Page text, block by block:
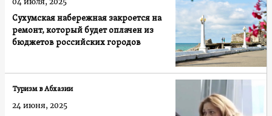
Сухумская набережная закроется на
ремонт, который будет оплачен из
бюджетов российских городов
Туризм в Абхазии
24 июня, 2025